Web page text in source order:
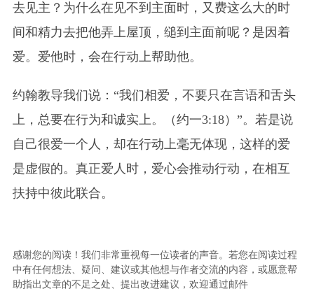
去见主？为什么在见不到主面时，又费这么大的时
间和精力去把他弄上屋顶，缒到主面前呢？是因着
爱。爱他时，会在行动上帮助他。
约翰教导我们说：“我们相爱，不要只在言语和舌头
上，总要在行为和诚实上。（约一3:18）”。若是说
自己很爱一个人，却在行动上毫无体现，这样的爱
是虚假的。真正爱人时，爱心会推动行动，在相互
扶持中彼此联合。
感谢您的阅读！我们非常重视每一位读者的声音。若您在阅读过程
中有任何想法、疑问、建议或其他想与作者交流的内容，或愿意帮
助指出文章的不足之处、提出改进建议，欢迎通过邮件